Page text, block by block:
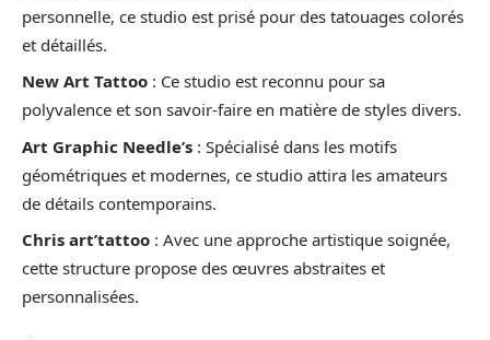
personnelle, ce studio est prisé pour des tatouages colorés
et détaillés.
New Art Tattoo : Ce studio est reconnu pour sa
polyvalence et son savoir-faire en matière de styles divers.
Art Graphic Needle’s : Spécialisé dans les motifs
géométriques et modernes, ce studio attira les amateurs
de détails contemporains.
Chris art’tattoo : Avec une approche artistique soignée,
cette structure propose des œuvres abstraites et
personnalisées.